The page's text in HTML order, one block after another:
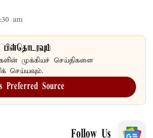
am
பின்தொடரவும்
முக்கியச் செய்திகளை
செய்யவும்.
Preferred Source
Follow Us